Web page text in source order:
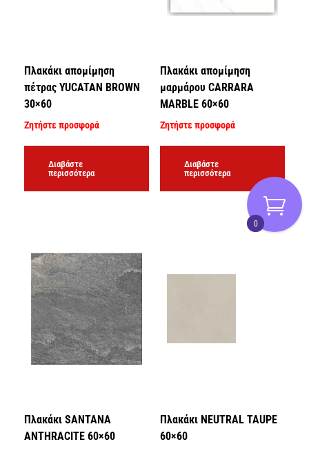
Πλακάκι απομίμηση
πέτρας YUCATAN BROWN
30×60
Ζητήστε προσφορά
Διαβάστε
περισσότερα
Πλακάκι απομίμηση
μαρμάρου CARRARA
MARBLE 60×60
Ζητήστε προσφορά
Διαβάστε
περισσότερα
Πλακάκι SANTANA
ANTHRACITE 60×60
Πλακάκι NEUTRAL TAUPE
60×60
0